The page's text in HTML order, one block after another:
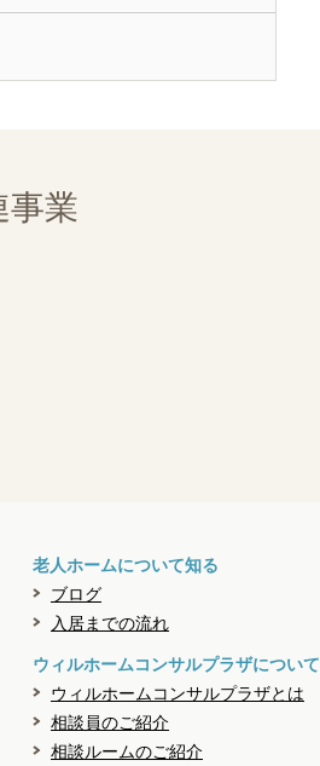
事業
老人ホームについて知る
ブログ
入居までの流れ
ウィルホームコンサルプラザについて
ウィルホームコンサルプラザとは
相談員のご紹介
相談ルームのご紹介